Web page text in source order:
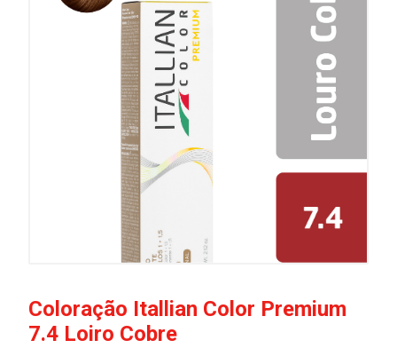
Coloração Itallian Color Premium
7.4 Loiro Cobre